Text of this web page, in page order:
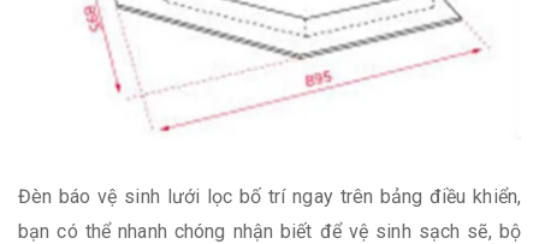
Đèn báo vệ sinh lưới lọc bố trí ngay trên bảng điều khiển,
bạn có thể nhanh chóng nhận biết để vệ sinh sạch sẽ, bộ